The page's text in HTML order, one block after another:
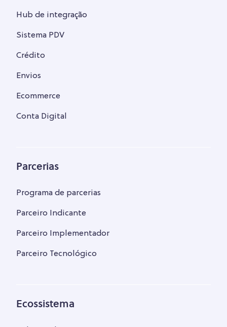
Hub de integração
Sistema PDV
Crédito
Envios
Ecommerce
Conta Digital
Parcerias
Programa de parcerias
Parceiro Indicante
Parceiro Implementador
Parceiro Tecnológico
Ecossistema